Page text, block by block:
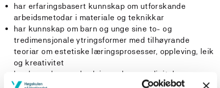
har erfaringsbasert kunnskap om utforskande
arbeidsmetodar i materiale og teknikkar
har kunnskap om barn og unge sine to- og
tredimensjonale ytringsformer med tilhøyrande
teoriar om estetiske læringsprosesser, oppleving, leik
og kreativitet
har kunnskap om korleis analoge og digitale
uttrykksformer kan tolkast og brukast som